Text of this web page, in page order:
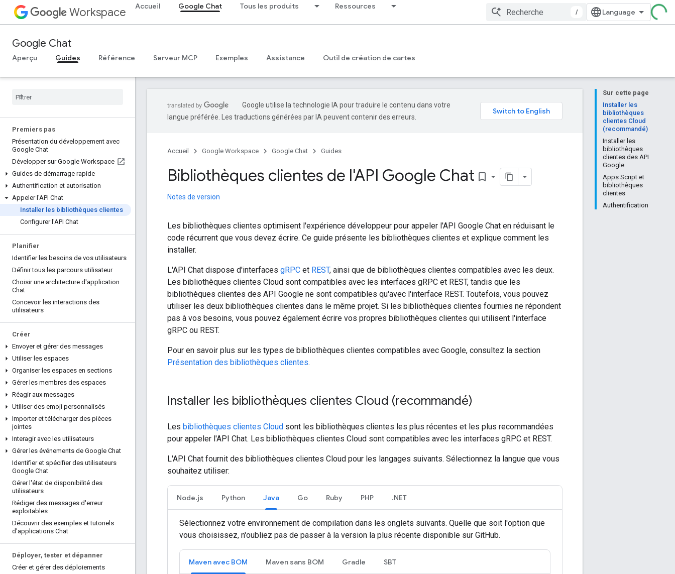
Workspace Accueil Google Chat Tous les produits Ressources
/
Google Chat
Aperçu Guides Référence Serveur MCP Exemples Assistance Outil de création de cartes
Premiers pas
Présentation du développement avec
Google Chat
Développer sur Google Workspace
Guides de démarrage rapide
Authentification et autorisation
Appeler l'API Chat
Installer les bibliothèques clientes
Configurer l'API Chat
Planifier
Identifier les besoins de vos utilisateurs
Définir tous les parcours utilisateur
Choisir une architecture d'application
Chat
Concevoir les interactions des
utilisateurs
Créer
Envoyer et gérer des messages
Utiliser les espaces
Organiser les espaces en sections
Gérer les membres des espaces
Réagir aux messages
Utiliser des emoji personnalisés
Importer et télécharger des pièces
jointes
Interagir avec les utilisateurs
Gérer les événements de Google Chat
Identifier et spécifier des utilisateurs
Google Chat
Gérer l'état de disponibilité des
utilisateurs
Rédiger des messages d'erreur
exploitables
Découvrir des exemples et tutoriels
d'applications Chat
Déployer, tester et dépanner
Créer et gérer des déploiements
Sur cette page
Installer les
bibliothèques
clientes Cloud
(recommandé)
Installer les
bibliothèques
clientes des API
Google
Apps Script et
bibliothèques
clientes
Authentification
Google utilise la technologie IA pour traduire le contenu dans votre
langue préférée. Les traductions générées par IA peuvent contenir des erreurs.
Accueil Google Workspace Google Chat Guides
Bibliothèques clientes de l'API Google Chat bookmark_border
Notes de version
Les bibliothèques clientes optimisent l'expérience développeur pour appeler l'API Google Chat en réduisant le
code récurrent que vous devez écrire. Ce guide présente les bibliothèques clientes et explique comment les
installer.
L'API Chat dispose d'interfaces gRPC et REST, ainsi que de bibliothèques clientes compatibles avec les deux.
Les bibliothèques clientes Cloud sont compatibles avec les interfaces gRPC et REST, tandis que les
bibliothèques clientes des API Google ne sont compatibles qu'avec l'interface REST. Toutefois, vous pouvez
utiliser les deux bibliothèques clientes dans le même projet. Si les bibliothèques clientes fournies ne répondent
pas à vos besoins, vous pouvez également écrire vos propres bibliothèques clientes qui utilisent l'interface
gRPC ou REST.
Pour en savoir plus sur les types de bibliothèques clientes compatibles avec Google, consultez la section
Présentation des bibliothèques clientes.
Installer les bibliothèques clientes Cloud (recommandé)
Les bibliothèques clientes Cloud sont les bibliothèques clientes les plus récentes et les plus recommandées
pour appeler l'API Chat. Les bibliothèques clientes Cloud sont compatibles avec les interfaces gRPC et REST.
L'API Chat fournit des bibliothèques clientes Cloud pour les langages suivants. Sélectionnez la langue que vous
souhaitez utiliser:
Node.js Python Java Go Ruby PHP .NET
Sélectionnez votre environnement de compilation dans les onglets suivants. Quelle que soit l'option que
vous choisissez, n'oubliez pas de passer à la version la plus récente disponible sur GitHub.
Maven avec BOM Maven sans BOM Gradle SBT